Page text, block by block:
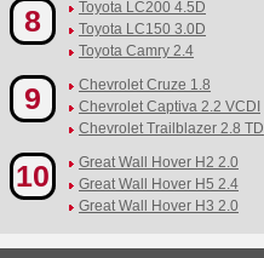
8
Toyota LC200 4.5D
Toyota LC150 3.0D
Toyota Camry 2.4
9
Chevrolet Cruze 1.8
Chevrolet Captiva 2.2 VCDI
Chevrolet Trailblazer 2.8 TD
10
Great Wall Hover H2 2.0
Great Wall Hover H5 2.4
Great Wall Hover H3 2.0